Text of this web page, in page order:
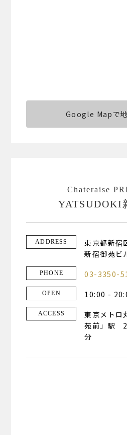
Google Mapで
Chateraise
YATSUDOKI
ADDRESS
東京都新
新宿御苑ビ
PHONE 03-3350-
OPEN 10:00 -
ACCESS
東京メトロ
苑前」駅 2
分